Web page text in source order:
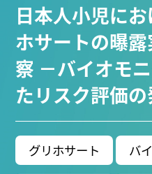
(177)
生命農学研究科
ブ生命分子研究所 (75)
環境研究所 (63)
未来材
報学研究科 (47)
植物
研究院 (26)
生物機能開
境医学研究所 (23)
進化
宇宙 (21)
創薬科学
ナ (19)
オーロラ (17)
日本人小児に
ホサートの曝
察 －バイオモ
たリスク評価
グリホサート バ